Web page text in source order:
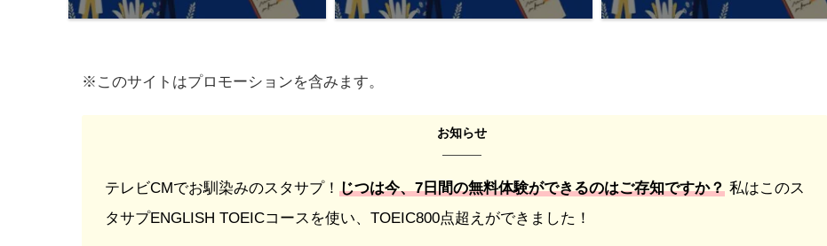
※このサイトはプロモーションを含みます。
お知らせ
テレビCMでお馴染みのスタサプ！ じつは今、7日間の無料体験ができるのはご存知ですか？ 私はこのス
タサプENGLISH TOEICコースを使い、TOEIC800点超えができました！